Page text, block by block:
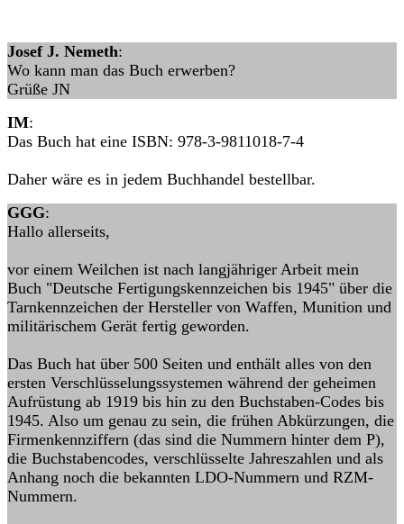
Josef J. Nemeth:
Wo kann man das Buch erwerben?
Grüße JN
IM:
Das Buch hat eine ISBN: 978-3-9811018-7-4
Daher wäre es in jedem Buchhandel bestellbar.
GGG:
Hallo allerseits,
vor einem Weilchen ist nach langjähriger Arbeit mein
Buch "Deutsche Fertigungskennzeichen bis 1945" über die
Tarnkennzeichen der Hersteller von Waffen, Munition und
militärischem Gerät fertig geworden.
Das Buch hat über 500 Seiten und enthält alles von den
ersten Verschlüsselungssystemen während der geheimen
Aufrüstung ab 1919 bis hin zu den Buchstaben-Codes bis
1945. Also um genau zu sein, die frühen Abkürzungen, die
Firmenkennziffern (das sind die Nummern hinter dem P),
die Buchstabencodes, verschlüsselte Jahreszahlen und als
Anhang noch die bekannten LDO-Nummern und RZM-
Nummern.